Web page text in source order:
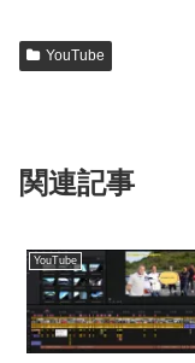
YouTube
関連記事
YouTube